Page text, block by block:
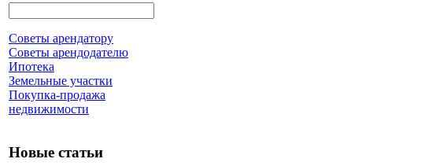
Советы арендатору
Советы арендодателю
Ипотека
Земельные участки
Покупка-продажа
недвижимости
Новые статьи